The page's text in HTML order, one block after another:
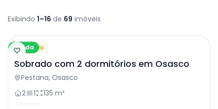
Exibindo 1–16 de 69 imóveis
Venda
Sobrado
Sobrado com 2 dormitórios em Osasco
Pestana, Osasco
2
1 135 m²